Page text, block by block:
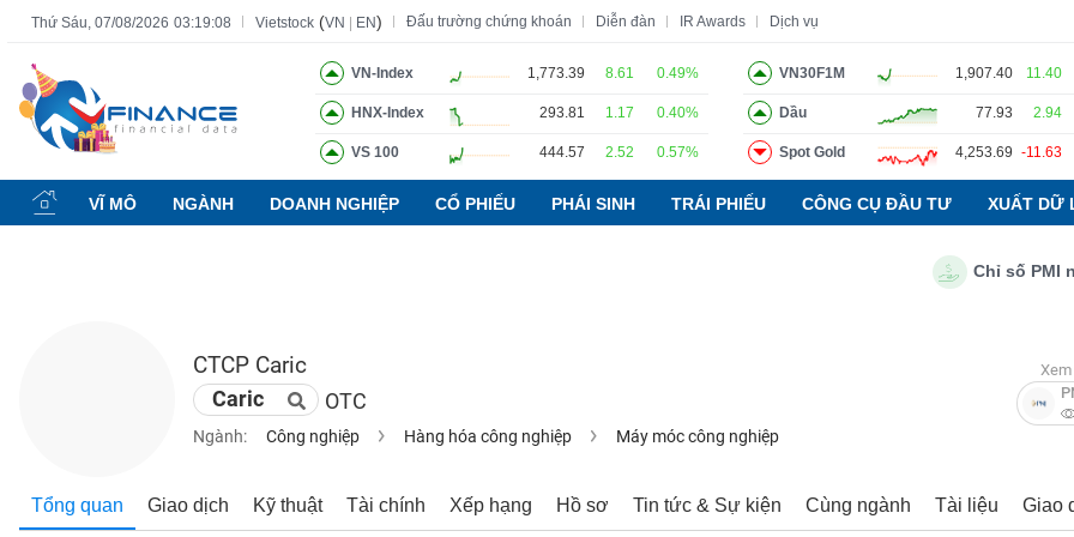
Thứ Sáu, 07/08/2026 03:19:09 Vietstock (VN EN) Đấu trường chứng khoán Diễn đàn IR Awards Dịch vụ
VN-Index 1,773.39 8.61 0.49%
HNX-Index 293.81 1.17 0.40%
VS 100 444.57 2.52 0.57%
VN30F1M 1,907.40 11.40
Dầu 77.93 2.94
Spot Gold 4,253.69 -11.63
VĨ MÔ NGÀNH DOANH NGHIỆP CỔ PHIẾU PHÁI SINH TRÁI PHIẾU CÔNG CỤ ĐẦU TƯ XUẤT DỮ
Chỉ số PMI
CTCP Caric
Caric OTC
Ngành: Công nghiệp Hàng hóa công nghiệp Máy móc công nghiệp
Tổng quan Giao dịch Kỹ thuật Tài chính Xếp hạng Hồ sơ Tin tức & Sự kiện Cùng ngành Tài liệu Giao
Tất cả Tính năng Ngành Mã chứng khoán Lãnh đạo Báo cáo phân tích Thuật ngữ
Tính
năng
(-)
NGHIỆP